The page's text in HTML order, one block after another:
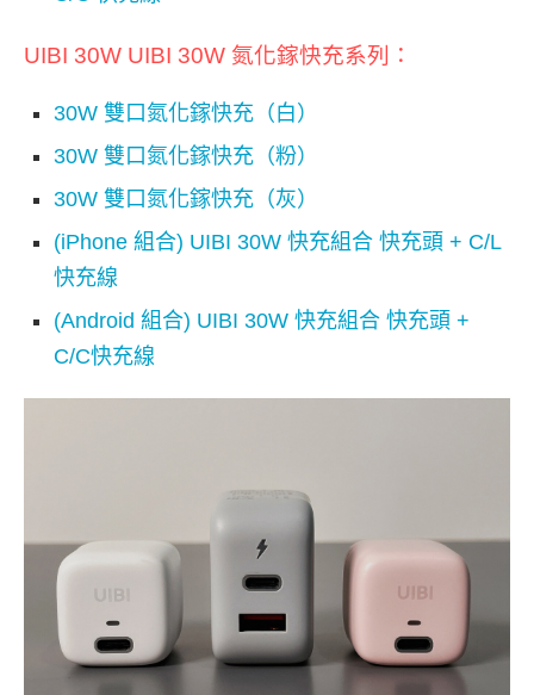
UIBI 30W UIBI 30W 氮化鎵快充系列 ：
30W 雙口氮化鎵快充（白）
30W 雙口氮化鎵快充（粉）
30W 雙口氮化鎵快充（灰）
(iPhone 組合) UIBI 30W 快充組合 快充頭 + C/L
快充線
(Android 組合) UIBI 30W 快充組合 快充頭 +
C/C快充線